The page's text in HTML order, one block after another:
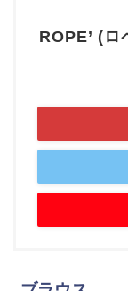
ROPE’ (